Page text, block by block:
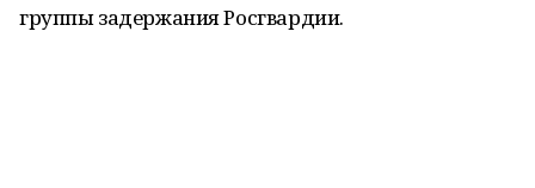
группы задержания Росгвардии.